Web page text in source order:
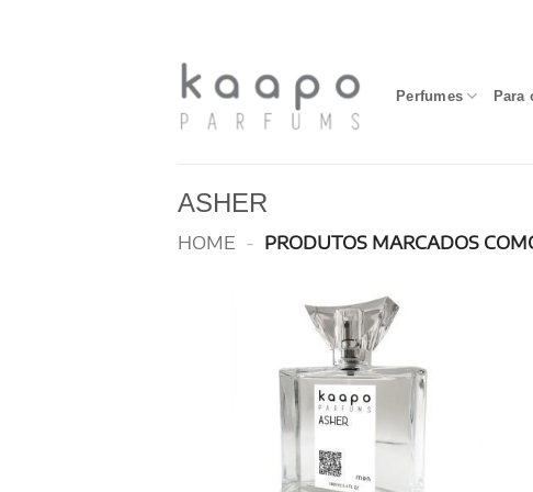
Perfumes Para
ASHER
HOME - PRODUTOS MARCADOS